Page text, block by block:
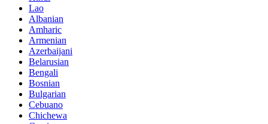
Lao
Albanian
Amharic
Armenian
Azerbaijani
Belarusian
Bengali
Bosnian
Bulgarian
Cebuano
Chichewa